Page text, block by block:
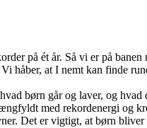
på ét år. Så vi er på
håber, at I nemt kan finde
børn går og laver, og hvad
med rekordenergi og
Det er vigtigt, at børn